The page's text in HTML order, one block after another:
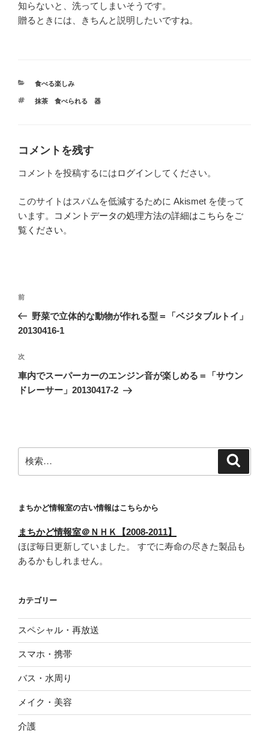
知らないと、洗ってしまいそうです。
贈るときには、きちんと説明したいですね。
カ
ゴ
食べる楽しみ
タ
抹茶 食べられる 器
コメントを残す
コメントを投稿するにはログイン してください。
このサイトはスパムを低減するために Akismet を使って
います。
コメントデータの処理方法の詳細はこちらをご
覧ください。
投
ナ
ゲ
ー
シ
前
の
投
前
野菜で立体的な動物が作れる型＝「ベジタブルトイ」
20130416-1
次
の
投
次
車内でスーパーカーのエンジン音が楽しめる＝「サウン
ドレーサー」20130417-2
索:
まちかど情報室の古い情報はこちらから
まちかど情報室＠ＮＨＫ【2008-2011】
ほぼ毎日更新していました。 すでに寿命の尽きた製品も
あるかもしれません。
カテゴリー
スペシャル・再放送
スマホ・携帯
バス・水周り
メイク・美容
介護